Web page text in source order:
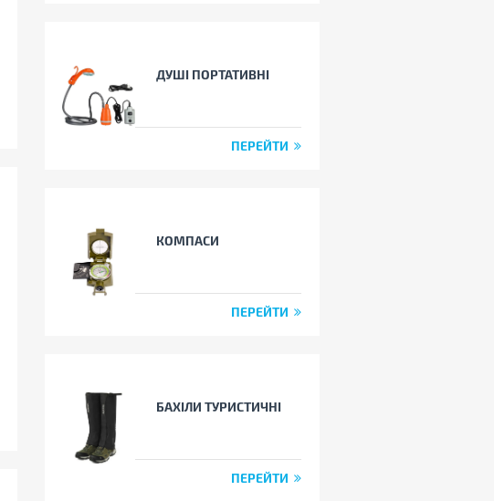
ДУШІ ПОРТАТИВНІ
ПЕРЕЙТИ
КОМПАСИ
ПЕРЕЙТИ
БАХІЛИ ТУРИСТИЧНІ
ПЕРЕЙТИ